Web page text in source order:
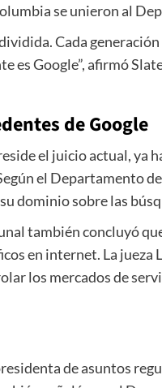
se unieron al
Cada
es Google”, afirmó
de Google
el juicio actual, ya
el Departamento
dominio sobre las
también concluyó
en internet. La
los mercados de
de asuntos